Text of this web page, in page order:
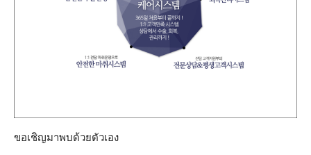
ขอเชิญมาพบด้วยตัวเอง